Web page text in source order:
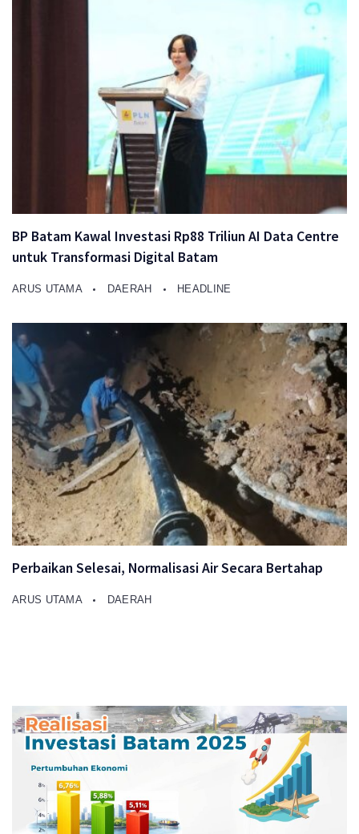
BP Batam Kawal Investasi Rp88 Triliun AI Data Centre
untuk Transformasi Digital Batam
ARUS UTAMA DAERAH HEADLINE
Perbaikan Selesai, Normalisasi Air Secara Bertahap
ARUS UTAMA DAERAH